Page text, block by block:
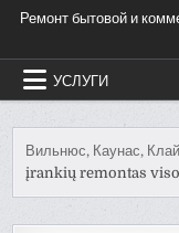
Ремонт бытовой и
УСЛУГИ
Вильнюс, Каунас,
įrankių remontas